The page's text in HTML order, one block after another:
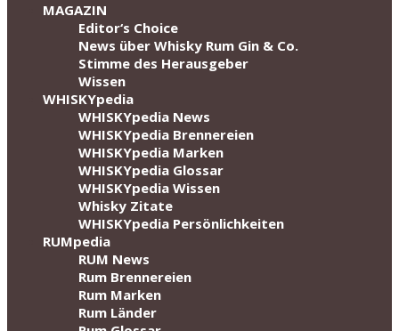
MAGAZIN
Editor‘s Choice
News über Whisky Rum Gin & Co.
Stimme des Herausgeber
Wissen
WHISKYpedia
WHISKYpedia News
WHISKYpedia Brennereien
WHISKYpedia Marken
WHISKYpedia Glossar
WHISKYpedia Wissen
Whisky Zitate
WHISKYpedia Persönlichkeiten
RUMpedia
RUM News
Rum Brennereien
Rum Marken
Rum Länder